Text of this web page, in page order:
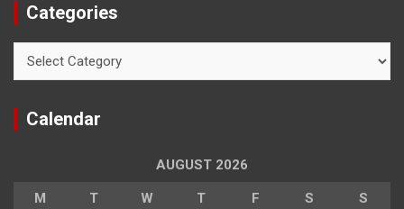
Categories
Calendar
AUGUST 2026
M T W T F S S